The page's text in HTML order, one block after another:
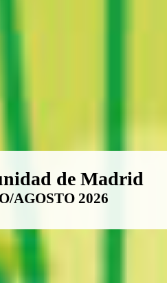
Comunidad de
de Madrid
AGOSTO 2026